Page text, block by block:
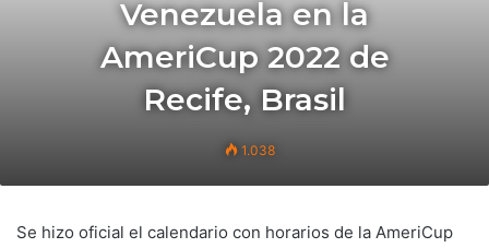
Venezuela en la
AmeriCup 2022 de
Recife, Brasil
1.038
Se hizo oficial el calendario con horarios de la AmeriCup